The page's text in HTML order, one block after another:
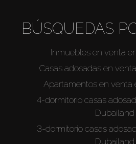
BÚSQUEDAS
Inmuebles en venta
Casas adosadas en
Apartamentos en venta
4-dormitorio casas
Dubailand
3-dormitorio casas
Dubailand